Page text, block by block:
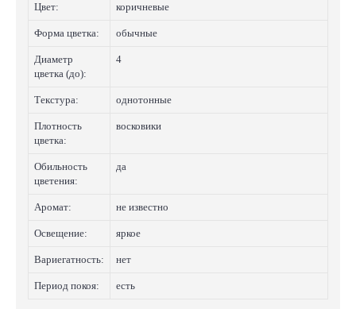
Цвет: коричневые
Форма цветка: обычные
Диаметр
цветка (до):
4
Текстура: однотонные
Плотность
цветка:
восковики
Обильность
цветения:
да
Аромат: не известно
Освещение: яркое
Вариегатность: нет
Период покоя: есть